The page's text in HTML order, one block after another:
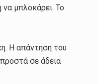
μπλοκάρει. Το
Η απάντηση του
σε άδεια